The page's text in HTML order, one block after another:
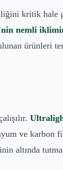
kritik hale
nemli
ürünleri
ve
altında